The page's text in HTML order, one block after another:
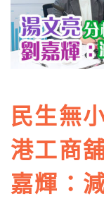
民生無
港工商
嘉輝：